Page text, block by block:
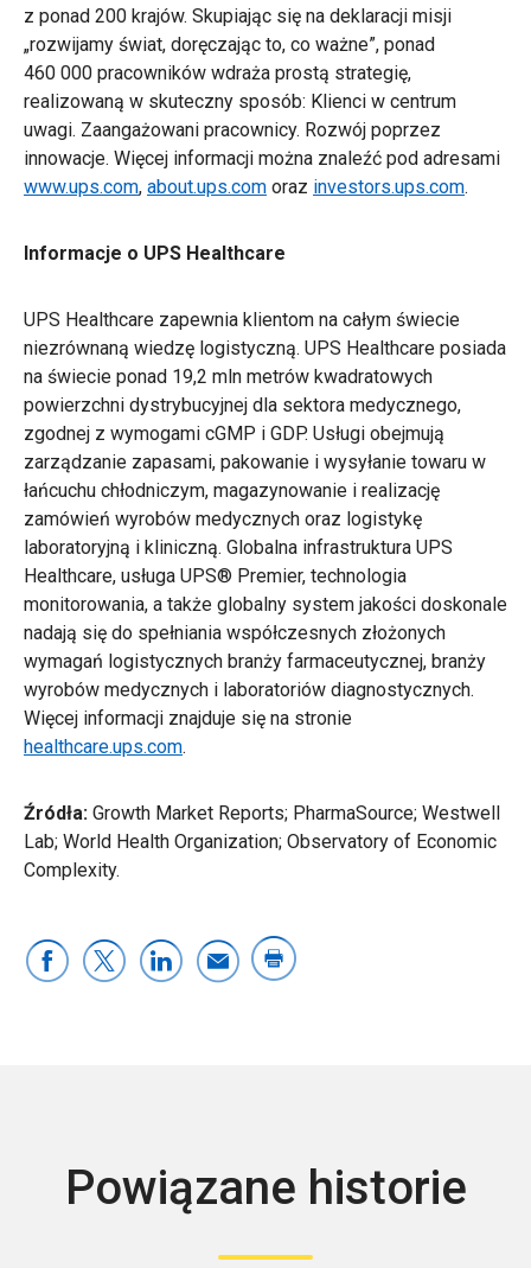
z ponad 200 krajów. Skupiając się na deklaracji misji
„rozwijamy świat, doręczając to, co ważne”, ponad
460 000 pracowników wdraża prostą strategię,
realizowaną w skuteczny sposób: Klienci w centrum
uwagi. Zaangażowani pracownicy. Rozwój poprzez
innowacje. Więcej informacji można znaleźć pod adresami
www.ups.com, about.ups.com oraz investors.ups.com.
Informacje o UPS Healthcare
UPS Healthcare zapewnia klientom na całym świecie
niezrównaną wiedzę logistyczną. UPS Healthcare posiada
na świecie ponad 19,2 mln metrów kwadratowych
powierzchni dystrybucyjnej dla sektora medycznego,
zgodnej z wymogami cGMP i GDP. Usługi obejmują
zarządzanie zapasami, pakowanie i wysyłanie towaru w
łańcuchu chłodniczym, magazynowanie i realizację
zamówień wyrobów medycznych oraz logistykę
laboratoryjną i kliniczną. Globalna infrastruktura UPS
Healthcare, usługa UPS® Premier, technologia
monitorowania, a także globalny system jakości doskonale
nadają się do spełniania współczesnych złożonych
wymagań logistycznych branży farmaceutycznej, branży
wyrobów medycznych i laboratoriów diagnostycznych.
Więcej informacji znajduje się na stronie
healthcare.ups.com.
Źródła: Growth Market Reports; PharmaSource; Westwell
Lab; World Health Organization; Observatory of Economic
Complexity.
Powiązane historie